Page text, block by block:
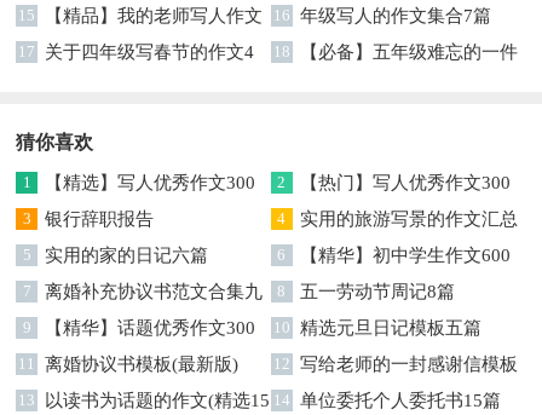
15
【精品】我的老师写人作文
集合5篇
16 年级写人的作文集合7篇
17
关于四年级写春节的作文4
18
【必备】五年级难忘的一件
猜你喜欢
1
【精选】写人优秀作文300
字集锦八篇
2
【热门】写人优秀作文300
字汇总8篇
3 银行辞职报告 4
实用的旅游写景的作文汇总
九篇
5 实用的家的日记六篇 6
【精华】初中学生作文600
字集合十篇
7
离婚补充协议书范文合集九
篇
8 五一劳动节周记8篇
9
【精华】话题优秀作文300
字集合9篇
10 精选元旦日记模板五篇
11 离婚协议书模板(最新版) 12 写给老师的一封感谢信模板
汇编9篇
13 以读书为话题的作文(精选15 14 单位委托个人委托书15篇